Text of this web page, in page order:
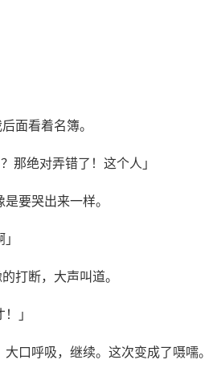
面看着名簿。
那绝对弄错了！这个人」
要哭出来一样。
打断，大声叫道。
」
口呼吸，继续。这次变成了嗫嚅。